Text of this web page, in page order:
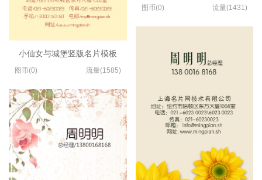
小仙女与城堡竖版名片模板
图币(0) 流量(1585)
图币(0) 流量(1431)